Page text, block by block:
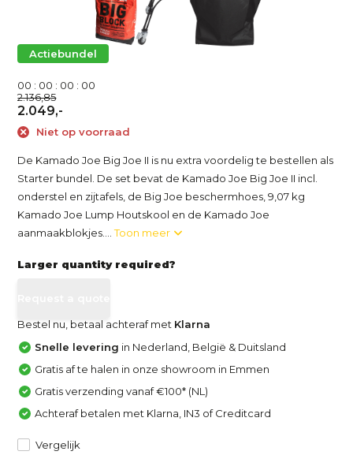
Actiebundel
00 : 00 : 00 : 00
2.136,85
2.049,-
Niet op voorraad
De Kamado Joe Big Joe II is nu extra voordelig te bestellen als
Starter bundel. De set bevat de Kamado Joe Big Joe II incl.
onderstel en zijtafels, de Big Joe beschermhoes, 9,07 kg
Kamado Joe Lump Houtskool en de Kamado Joe
aanmaakblokjes....Toon meer
Larger quantity required?
Bestel nu, betaal achteraf met Klarna
Snelle levering in Nederland, België & Duitsland
Gratis af te halen in onze showroom in Emmen
Gratis verzending vanaf €100* (NL)
Achteraf betalen met Klarna, IN3 of Creditcard
Vergelijk